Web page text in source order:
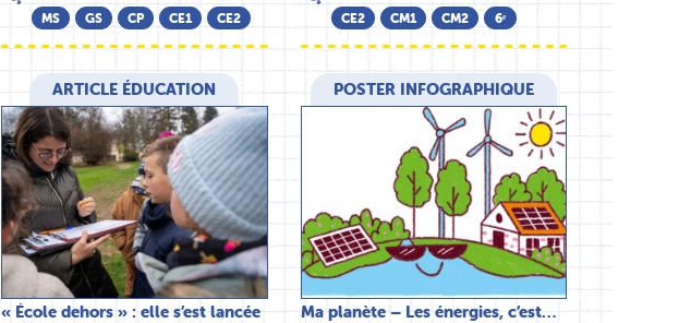
MS
GS CP CE1 CE2
CE2
CM1 CM2 6ᵉ
ARTICLE ÉDUCATION
« École dehors » : elle s’est lancée
POSTER INFOGRAPHIQUE
Ma planète – Les énergies, c’est…